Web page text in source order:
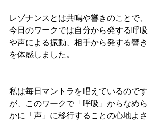
レゾナンスとは共鳴や響きのことで、
今日のワークでは自分から発する呼吸
や声による振動、相手から発する響き
を体感しました。
私は毎日マントラを唱えているのです
が、このワークで「呼吸」からなめら
かに「声」に移行することの心地よさ